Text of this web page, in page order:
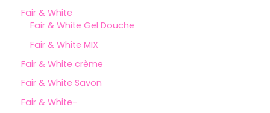
Fair & White
Fair & White Gel Douche
Fair & White MIX
Fair & White crème
Fair & White Savon
Fair & White-